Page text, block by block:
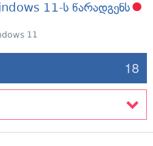
11-ს წარადგენს
11
18